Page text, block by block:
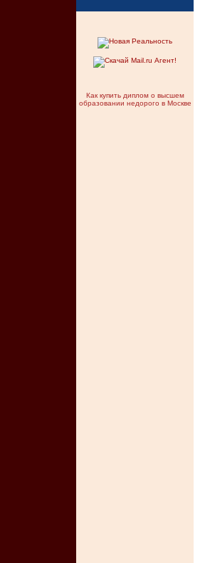
Как купить диплом о высшем
образовании недорого в Москве